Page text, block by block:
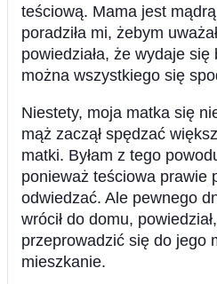
teściową. Mama jest
poradziła mi, żebym
powiedziała, że wydaje
można wszystkiego się
Niestety, moja matka się
mąż zaczął spędzać
matki. Byłam z tego
ponieważ teściowa prawie
odwiedzać. Ale pewnego
wrócił do domu,
przeprowadzić się do jego
mieszkanie.